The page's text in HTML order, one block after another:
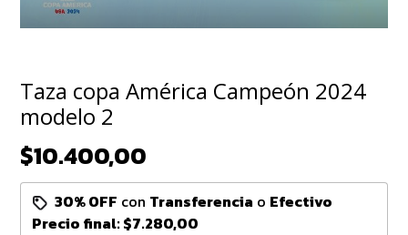
Taza copa América Campeón 2024
modelo 2
$10.400,00
30% OFF con Transferencia o Efectivo
Precio final:$7.280,00